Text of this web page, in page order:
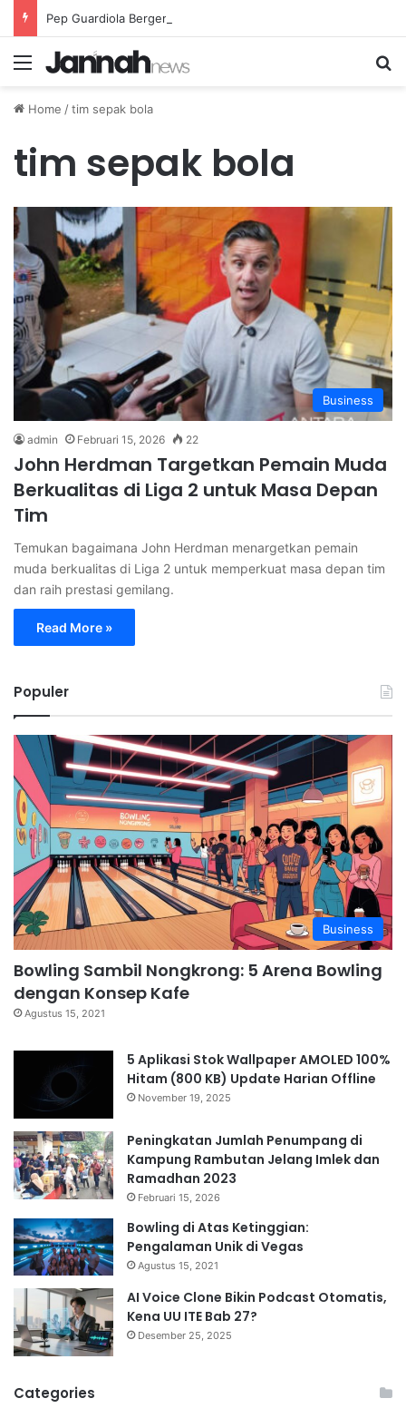
Menu
Home /tim sepak bola
tim sepak bola
Business
admin Februari 15, 2026 22
John Herdman Targetkan Pemain Muda
Berkualitas di Liga 2 untuk Masa Depan
Tim
Temukan bagaimana John Herdman menargetkan pemain
muda berkualitas di Liga 2 untuk memperkuat masa depan tim
dan raih prestasi gemilang.
Read More »
Populer
Business
Bowling Sambil Nongkrong: 5 Arena Bowling
dengan Konsep Kafe
Agustus 15, 2021
5 Aplikasi Stok Wallpaper AMOLED 100%
Hitam (800 KB) Update Harian Offline
November 19, 2025
Peningkatan Jumlah Penumpang di
Kampung Rambutan Jelang Imlek dan
Ramadhan 2023
Februari 15, 2026
Bowling di Atas Ketinggian:
Pengalaman Unik di Vegas
Agustus 15, 2021
AI Voice Clone Bikin Podcast Otomatis,
Kena UU ITE Bab 27?
Desember 25, 2025
Categories